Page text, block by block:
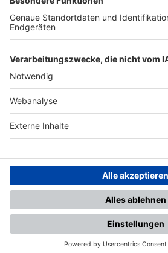
Nutzungsbedingungen Datenschutz